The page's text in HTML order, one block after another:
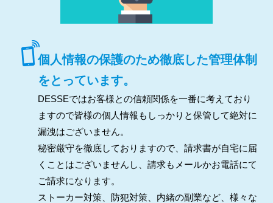
個人情報の保護のため徹底した管理体制
をとっています。
DESSEではお客様との信頼関係を一番に考えており
ますので皆様の個人情報もしっかりと保管して絶対に
漏洩はございません。
秘密厳守を徹底しておりますので、請求書が自宅に届
くことはございませんし、請求もメールかお電話にて
ご請求になります。
ストーカー対策、防犯対策、内緒の副業など、様々な